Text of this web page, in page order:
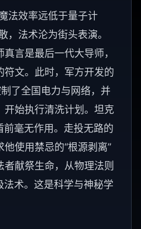
法效率远低于量子计
，法术沦为街头表演。
言是最后一代大导师，
符文。此时，军方开发的
了全国电力与网络，并
开始执行清洗计划。坦克
毫无作用。走投无路的
使用禁忌的“根源剥离”
献祭生命，从物理法则
术。这是科学与神秘学